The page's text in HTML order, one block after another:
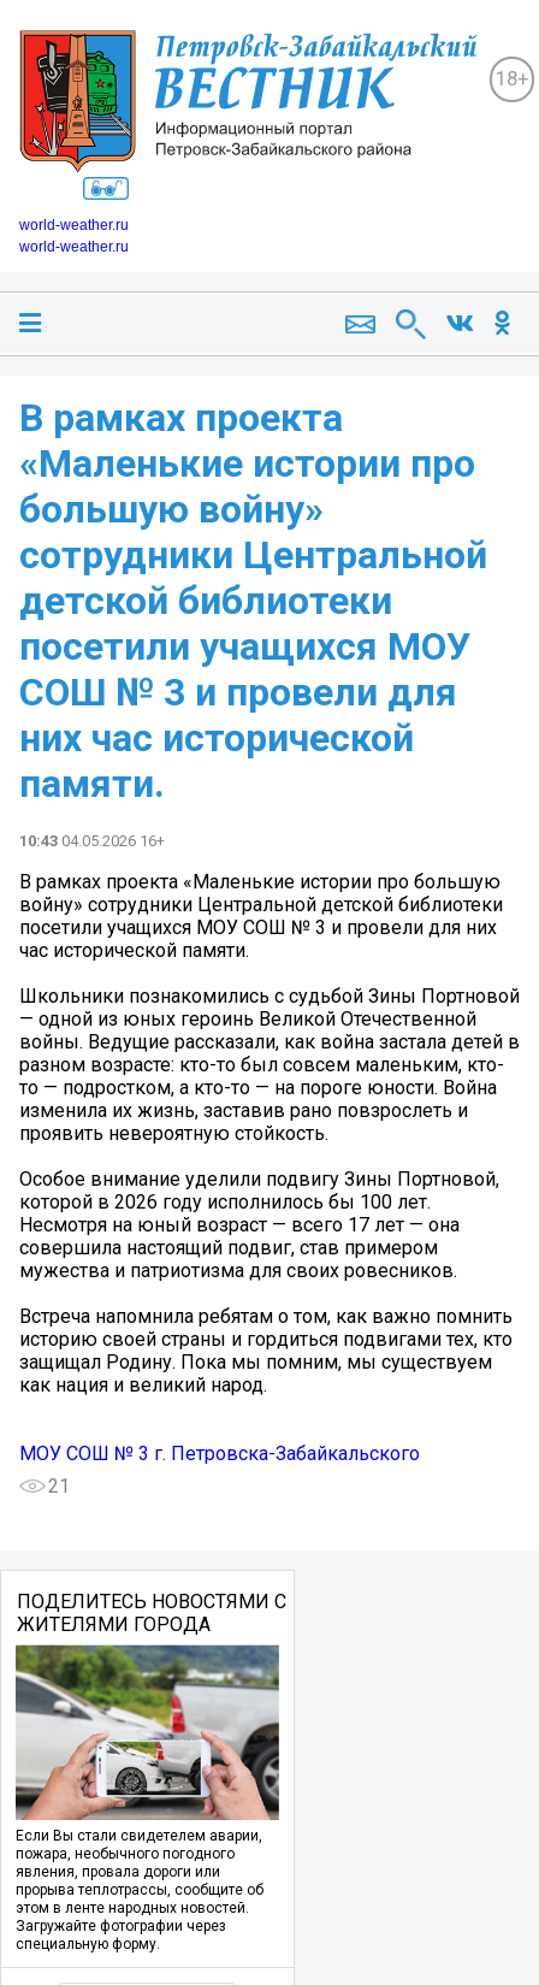
18+
world-weather.ru
world-weather.ru
В рамках проекта
«Маленькие истории про
большую войну»
сотрудники Центральной
детской библиотеки
посетили учащихся МОУ
СОШ № 3 и провели для
них час исторической
памяти.
10:43 04.05.2026 16+
В рамках проекта «Маленькие истории про большую
войну» сотрудники Центральной детской библиотеки
посетили учащихся МОУ СОШ № 3 и провели для них
час исторической памяти.
Школьники познакомились с судьбой Зины Портновой
— одной из юных героинь Великой Отечественной
войны. Ведущие рассказали, как война застала детей в
разном возрасте: кто-то был совсем маленьким, кто-
то — подростком, а кто-то — на пороге юности. Война
изменила их жизнь, заставив рано повзрослеть и
проявить невероятную стойкость.
Особое внимание уделили подвигу Зины Портновой,
которой в 2026 году исполнилось бы 100 лет.
Несмотря на юный возраст — всего 17 лет — она
совершила настоящий подвиг, став примером
мужества и патриотизма для своих ровесников.
Встреча напомнила ребятам о том, как важно помнить
историю своей страны и гордиться подвигами тех, кто
защищал Родину. Пока мы помним, мы существуем
как нация и великий народ.
МОУ СОШ № 3 г. Петровска-Забайкальского
21
ПОДЕЛИТЕСЬ НОВОСТЯМИ С
ЖИТЕЛЯМИ ГОРОДА
Если Вы стали свидетелем аварии,
пожара, необычного погодного
явления, провала дороги или
прорыва теплотрассы, сообщите об
этом в ленте народных новостей.
Загружайте фотографии через
специальную форму.